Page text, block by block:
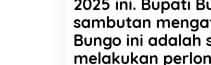
a
p
k
a
2025 ini. Bupati
sambutan
Bungo ini adalah
melakukan